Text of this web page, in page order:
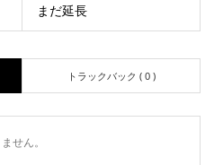
まだ延長
トラックバック ( 0 )
せん。